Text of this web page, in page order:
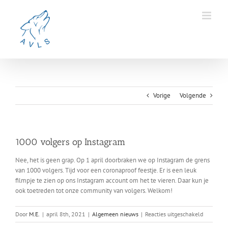
Vorige Volgende
1000 volgers op Instagram
Nee, het is geen grap. Op 1 april doorbraken we op Instagram de grens
van 1000 volgers. Tijd voor een coronaproof feestje. Er is een leuk
filmpje te zien op ons Instagram account om het te vieren. Daar kun je
ook toetreden tot onze community van volgers. Welkom!
Door M.E. | april 8th, 2021 | Algemeen nieuws | Reacties uitgeschakeldvoor
1000